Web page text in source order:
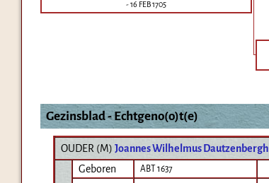
-16 FEB 1705
Gezinsblad - Echtgeno(o)t(e)
OUDER (M) Joannes Wilhelmus Dautzenbergh
Geboren
ABT 1637